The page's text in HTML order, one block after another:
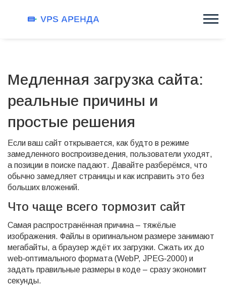
Медленная загрузка сайта:
реальные причины и
простые решения
Если ваш сайт открывается, как будто в режиме
замедленного воспроизведения, пользователи уходят,
а позиции в поиске падают. Давайте разберёмся, что
обычно замедляет страницы и как исправить это без
больших вложений.
Что чаще всего тормозит сайт
Самая распространённая причина – тяжёлые
изображения. Файлы в оригинальном размере занимают
мегабайты, а браузер ждёт их загрузки. Сжать их до
web‑оптимального формата (WebP, JPEG‑2000) и
задать правильные размеры в коде – сразу экономит
секунды.